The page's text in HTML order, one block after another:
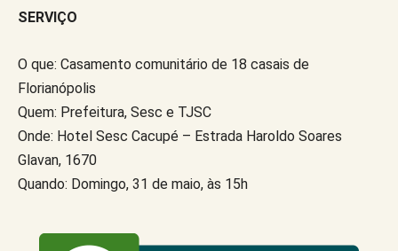
SERVIÇO
O que: Casamento comunitário de 18 casais de
Florianópolis
Quem: Prefeitura, Sesc e TJSC
Onde: Hotel Sesc Cacupé – Estrada Haroldo Soares
Glavan, 1670
Quando: Domingo, 31 de maio, às 15h